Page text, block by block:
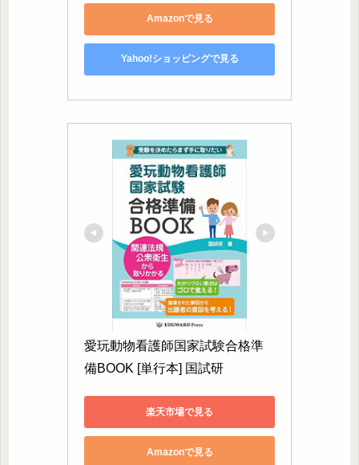
Amazonで見る
Yahoo!ショッピングで見る
愛玩動物看護師国家試験合格準
備BOOK [単行本] 国試研
楽天市場で見る
Amazonで見る